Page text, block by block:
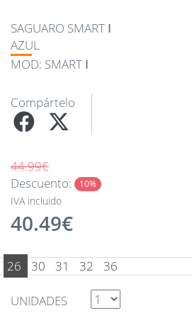
SAGUARO SMART Ⅰ
AZUL
MOD: SMART Ⅰ
Compártelo
44.99€
Descuento:
10%
IVA incluido
40.49€
26 30 31 32 36
UNIDADES